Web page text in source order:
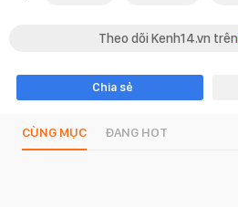
Theo dõi Kenh14.vn trên
Chia sẻ
CÙNG MỤC ĐANG HOT